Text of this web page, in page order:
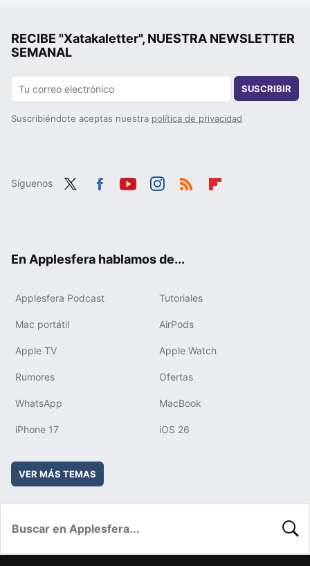
RECIBE "Xatakaletter", NUESTRA NEWSLETTER
SEMANAL
SUSCRIBIR
Suscribiéndote aceptas nuestra política de privacidad
Síguenos
En Applesfera hablamos de...
Applesfera Podcast Tutoriales
Mac portátil AirPods
Apple TV Apple Watch
Rumores Ofertas
WhatsApp MacBook
iPhone 17 iOS 26
VER MÁS TEMAS